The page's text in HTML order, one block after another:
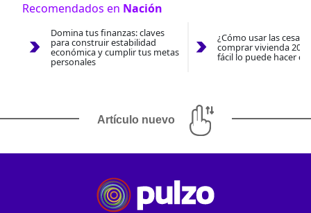
Recomendados en Nación
Domina tus finanzas: claves
para construir estabilidad
económica y cumplir tus metas
personales
¿Cómo usar las
comprar vivienda
fácil lo puede hacer
Artículo nuevo